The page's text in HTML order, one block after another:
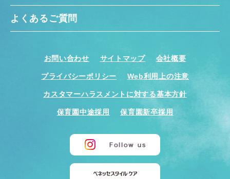
よくあるご質問
お問い合わせ サイトマップ 会社概要
プライバシーポリシー Web利用上の注意
カスタマーハラスメントに対する基本方針
保育園中途採用 保育園新卒採用